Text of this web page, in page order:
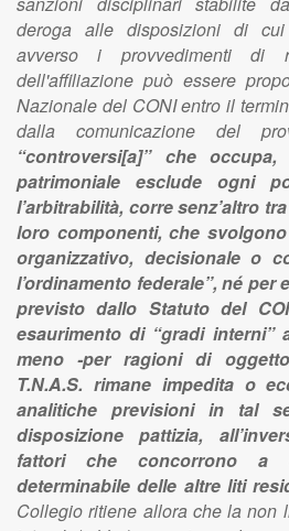
deroga alle disposizioni di
avverso i provvedimenti di
dell'affiliazione può essere
Nazionale del CONI entro il
dalla comunicazione del
“controversi[a]” che
patrimoniale esclude ogni
l’arbitrabilità, corre senz’altro
loro componenti, che
organizzativo, decisionale o
l’ordinamento federale”, né per
previsto dallo Statuto del
esaurimento di “gradi interni”
meno -per ragioni di
T.N.A.S. rimane impedita o
analitiche previsioni in tal
disposizione pattizia,
fattori che concorrono a
determinabile delle altre liti
Collegio ritiene allora che la non